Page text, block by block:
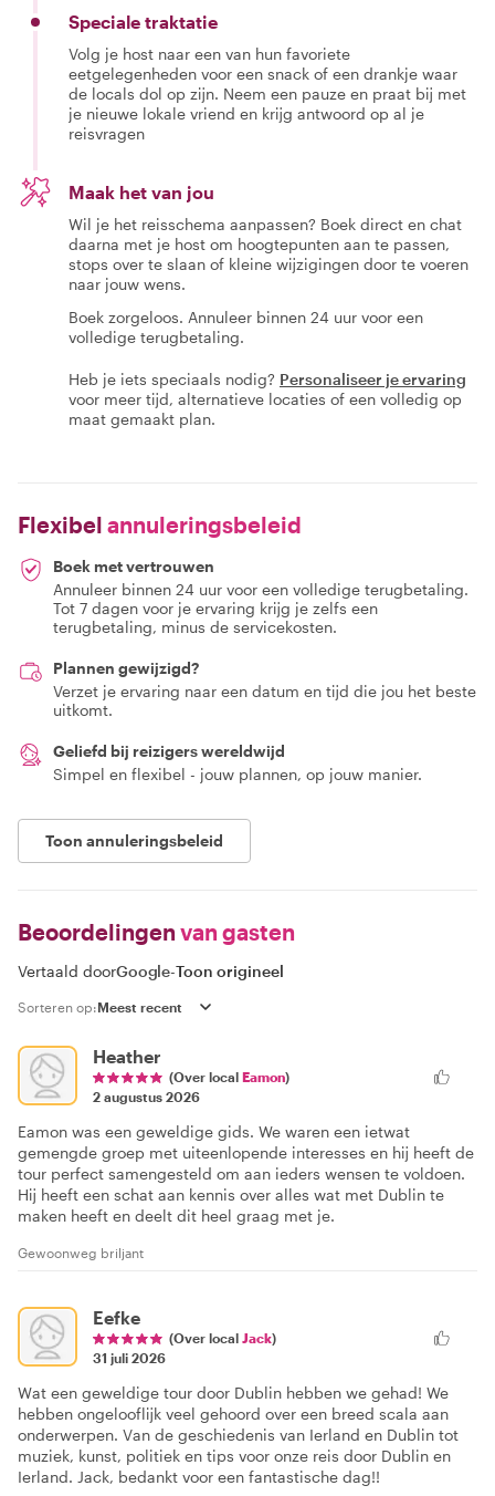
Speciale traktatie
Volg je host naar een van hun favoriete
eetgelegenheden voor een snack of een drankje waar
de locals dol op zijn. Neem een pauze en praat bij met
je nieuwe lokale vriend en krijg antwoord op al je
reisvragen
Maak het van jou
Wil je het reisschema aanpassen? Boek direct en chat
daarna met je host om hoogtepunten aan te passen,
stops over te slaan of kleine wijzigingen door te voeren
naar jouw wens.
Boek zorgeloos. Annuleer binnen 24 uur voor een
volledige terugbetaling.
Heb je iets speciaals nodig? Personaliseer je ervaring
voor meer tijd, alternatieve locaties of een volledig op
maat gemaakt plan.
Flexibel annuleringsbeleid
Boek met vertrouwen
Annuleer binnen 24 uur voor een volledige terugbetaling.
Tot 7 dagen voor je ervaring krijg je zelfs een
terugbetaling, minus de servicekosten.
Plannen gewijzigd?
Verzet je ervaring naar een datum en tijd die jou het beste
uitkomt.
Geliefd bij reizigers wereldwijd
Simpel en flexibel - jouw plannen, op jouw manier.
Toon annuleringsbeleid
Beoordelingen van gasten
Vertaald doorGoogle-Toon origineel
Sorteren op:
Heather
(Over local Eamon)
2 augustus 2026
Eamon was een geweldige gids. We waren een ietwat
gemengde groep met uiteenlopende interesses en hij heeft de
tour perfect samengesteld om aan ieders wensen te voldoen.
Hij heeft een schat aan kennis over alles wat met Dublin te
maken heeft en deelt dit heel graag met je.
Gewoonweg briljant
Eefke
(Over local Jack)
31 juli 2026
Wat een geweldige tour door Dublin hebben we gehad! We
hebben ongelooflijk veel gehoord over een breed scala aan
onderwerpen. Van de geschiedenis van Ierland en Dublin tot
muziek, kunst, politiek en tips voor onze reis door Dublin en
Ierland. Jack, bedankt voor een fantastische dag!!